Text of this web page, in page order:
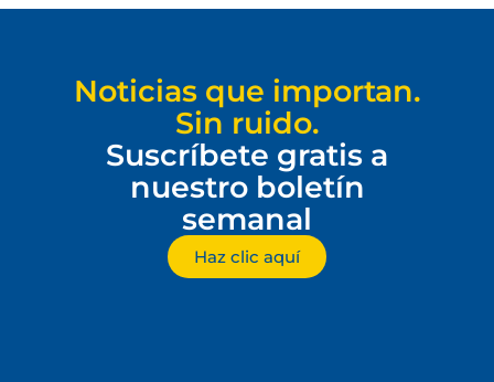
Noticias que importan.
Sin ruido.
Suscríbete gratis a
nuestro boletín
semanal
Haz clic aquí